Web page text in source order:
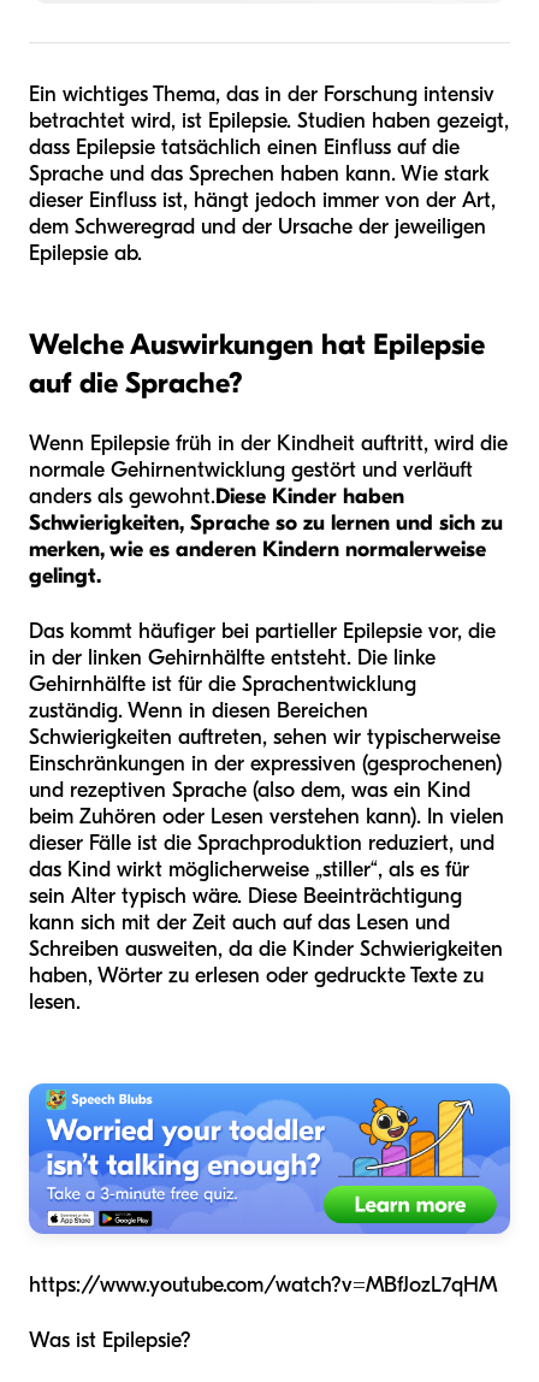
Ein wichtiges Thema, das in der Forschung intensiv
betrachtet wird, ist Epilepsie. Studien haben gezeigt,
dass Epilepsie tatsächlich einen Einfluss auf die
Sprache und das Sprechen haben kann. Wie stark
dieser Einfluss ist, hängt jedoch immer von der Art,
dem Schweregrad und der Ursache der jeweiligen
Epilepsie ab.
Welche Auswirkungen hat Epilepsie
auf die Sprache?
Wenn Epilepsie früh in der Kindheit auftritt, wird die
normale Gehirnentwicklung gestört und verläuft
anders als gewohnt.Diese Kinder haben
Schwierigkeiten, Sprache so zu lernen und sich zu
merken, wie es anderen Kindern normalerweise
gelingt.
Das kommt häufiger bei partieller Epilepsie vor, die
in der linken Gehirnhälfte entsteht. Die linke
Gehirnhälfte ist für die Sprachentwicklung
zuständig. Wenn in diesen Bereichen
Schwierigkeiten auftreten, sehen wir typischerweise
Einschränkungen in der expressiven (gesprochenen)
und rezeptiven Sprache (also dem, was ein Kind
beim Zuhören oder Lesen verstehen kann). In vielen
dieser Fälle ist die Sprachproduktion reduziert, und
das Kind wirkt möglicherweise „stiller“, als es für
sein Alter typisch wäre. Diese Beeinträchtigung
kann sich mit der Zeit auch auf das Lesen und
Schreiben ausweiten, da die Kinder Schwierigkeiten
haben, Wörter zu erlesen oder gedruckte Texte zu
lesen.
https://www.youtube.com/watch?v=MBfJozL7qHM
Was ist Epilepsie?